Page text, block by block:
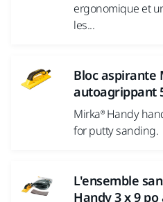
ergonomique et
les...
Bloc aspirante
autoagrippant
Mirka® Handy
for putty sanding.
L'ensemble
Handy 3 x 9